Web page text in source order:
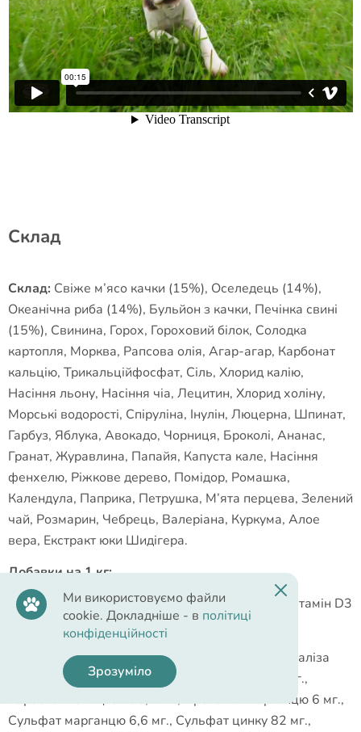
Склад
Склад: Свіже м’ясо качки (15%), Оселедець (14%),
Океанічна риба (14%), Бульйон з качки, Печінка свині
(15%), Свинина, Горох, Гороховий білок, Солодка
картопля, Морква, Рапсова олія, Агар-агар, Карбонат
кальцію, Трикальційфосфат, Сіль, Хлорид калію,
Насіння льону, Насіння чіа, Лецитин, Хлорид холіну,
Морські водорості, Спіруліна, Інулін, Люцерна, Шпинат,
Гарбуз, Яблука, Авокадо, Чорниця, Броколі, Ананас,
Гранат, Журавлина, Папайя, Капуста кале, Насіння
фенхелю, Ріжкове дерево, Помідор, Ромашка,
Календула, Паприка, Петрушка, М’ята перцева, Зелений
чай, Розмарин, Чебрець, Валеріана, Куркума, Алое
вера, Екстракт юки Шидігера.
Добавки на 1 кг:
Вітаміни :Вітамін А (ретинілацетат) 1000 МЕ, Вітамін D3
(холекальциферол) 100 МЕ, Вітамін Е 10 мг.
Мінерали:Сульфат заліза 84,6 мг., Протеїнат заліза
72,6 мг., Протеїнат міді 51,2 мг., Селен 0,014 мг.,
Карбонат кальцію 266,2 мг., Протеїнат марганцю 6 мг.,
Сульфат марганцю 6,6 мг., Сульфат цинку 82 мг.,
Ми використовуємо файли
cookie. Докладніше - в політиці
конфіденційності
Зрозуміло